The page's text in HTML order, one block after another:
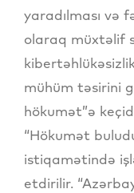
yaradılması və
olaraq müxtəlif
mühüm təsirini
hökumət”ə
“Hökumət
istiqamətində
etdirilir.